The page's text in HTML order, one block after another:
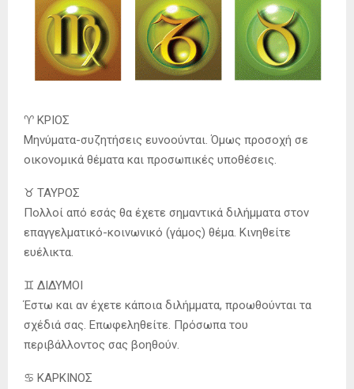
♈️ ΚΡΙΟΣ
Μηνύματα-συζητήσεις ευνοούνται. Όμως προσοχή σε
οικονομικά θέματα και προσωπικές υποθέσεις.
♉️ ΤΑΥΡΟΣ
Πολλοί από εσάς θα έχετε σημαντικά διλήμματα στον
επαγγελματικό-κοινωνικό (γάμος) θέμα. Κινηθείτε
ευέλικτα.
♊️ ΔΙΔΥΜΟΙ
Έστω και αν έχετε κάποια διλήμματα, προωθούνται τα
σχέδιά σας. Επωφεληθείτε. Πρόσωπα του
περιβάλλοντος σας βοηθούν.
♋️ ΚΑΡΚΙΝΟΣ